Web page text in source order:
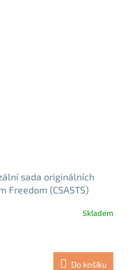
sada originálních
Freedom (CSASTS)
Skladem
Do košíku